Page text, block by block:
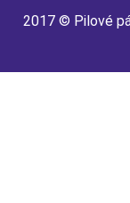
2017 © Pilové